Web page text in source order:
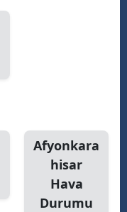
Tekirdağ
Trabzon
Afyonkara
hisar
Hava
Durumu